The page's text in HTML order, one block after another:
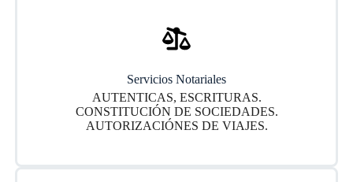
Servicios Notariales
AUTENTICAS, ESCRITURAS.
CONSTITUCIÓN DE SOCIEDADES.
AUTORIZACIÓNES DE VIAJES.